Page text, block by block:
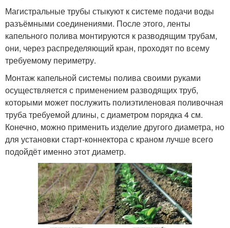
Магистральные трубы стыкуют к системе подачи воды
разъёмными соединениями. После этого, ленты
капельного полива монтируются к разводящим трубам,
они, через распределяющий кран, проходят по всему
требуемому периметру.
Монтаж капельной системы полива своими руками
осуществляется с применением разводящих труб,
которыми может послужить полиэтиленовая поливочная
труба требуемой длины, с диаметром порядка 4 см.
Конечно, можно применить изделие другого диаметра, но
для установки старт-коннектора с краном лучше всего
подойдёт именно этот диаметр.